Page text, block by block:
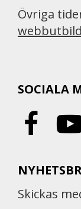
Övriga
SOCIALA
Skickas